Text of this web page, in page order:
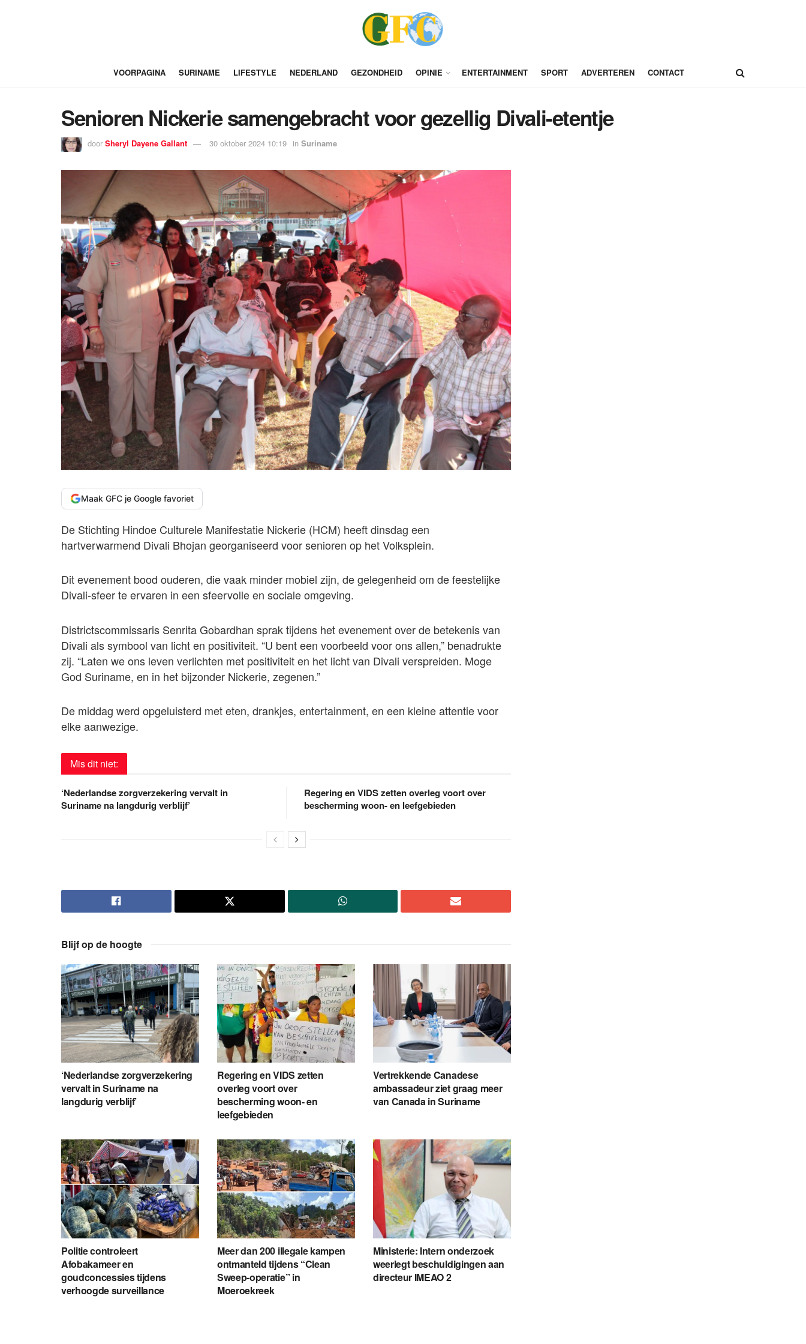
VOORPAGINA SURINAME LIFESTYLE NEDERLAND GEZONDHEID OPINIE ENTERTAINMENT SPORT ADVERTEREN CONTACT
Senioren Nickerie samengebracht voor gezellig Divali-etentje
door Sheryl Dayene Gallant 30 oktober 2024 10:19 in Suriname
Maak GFC je Google favoriet
De Stichting Hindoe Culturele Manifestatie Nickerie (HCM) heeft dinsdag een
hartverwarmend Divali Bhojan georganiseerd voor senioren op het Volksplein.
Dit evenement bood ouderen, die vaak minder mobiel zijn, de gelegenheid om de feestelijke
Divali-sfeer te ervaren in een sfeervolle en sociale omgeving.
Districtscommissaris Senrita Gobardhan sprak tijdens het evenement over de betekenis van
Divali als symbool van licht en positiviteit. “U bent een voorbeeld voor ons allen,” benadrukte
zij. “Laten we ons leven verlichten met positiviteit en het licht van Divali verspreiden. Moge
God Suriname, en in het bijzonder Nickerie, zegenen.”
De middag werd opgeluisterd met eten, drankjes, entertainment, en een kleine attentie voor
elke aanwezige.
Mis dit niet:
‘Nederlandse zorgverzekering vervalt in
Suriname na langdurig verblijf’
Regering en VIDS zetten overleg voort over
bescherming woon- en leefgebieden
Blijf op de hoogte
‘Nederlandse zorgverzekering
vervalt in Suriname na
langdurig verblijf’
Regering en VIDS zetten
overleg voort over
bescherming woon- en
leefgebieden
Vertrekkende Canadese
ambassadeur ziet graag meer
van Canada in Suriname
Politie controleert
Afobakameer en
goudconcessies tijdens
verhoogde surveillance
Meer dan 200 illegale kampen
ontmanteld tijdens “Clean
Sweep-operatie” in
Moeroekreek
Ministerie: Intern onderzoek
weerlegt beschuldigingen aan
directeur IMEAO 2